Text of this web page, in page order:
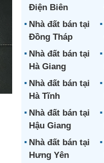
Điện Biên
Nhà đất bán tại
Đồng Tháp
Nhà đất bán tại
Hà Giang
Nhà đất bán tại
Hà Tĩnh
Nhà đất bán tại
Hậu Giang
Nhà đất bán tại
Hưng Yên